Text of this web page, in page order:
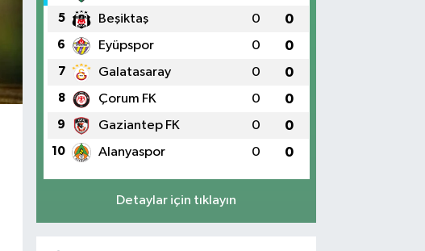
5 Beşiktaş 0 0
6 Eyüpspor 0 0
7 Galatasaray 0 0
8 Çorum FK 0 0
9 Gaziantep FK 0 0
10 Alanyaspor 0 0
Detaylar için tıklayın